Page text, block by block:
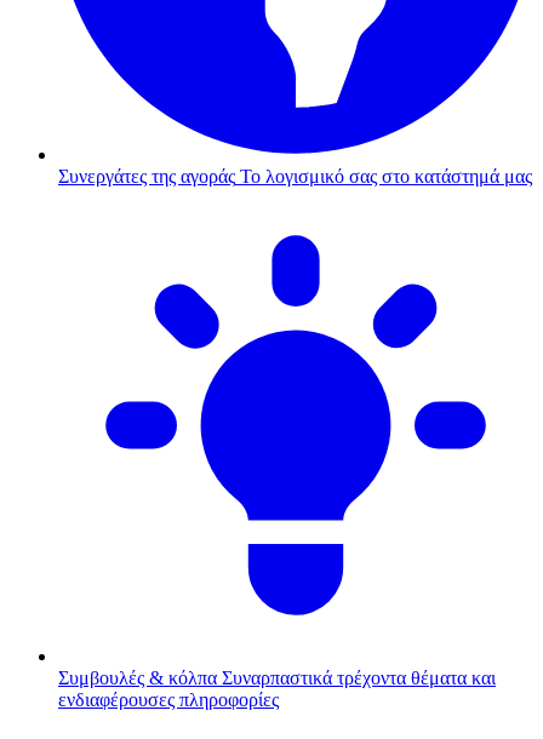
Συνεργάτες της αγοράς Το λογισμικό σας στο κατάστημά μας
Συμβουλές & κόλπα Συναρπαστικά τρέχοντα θέματα και
ενδιαφέρουσες πληροφορίες